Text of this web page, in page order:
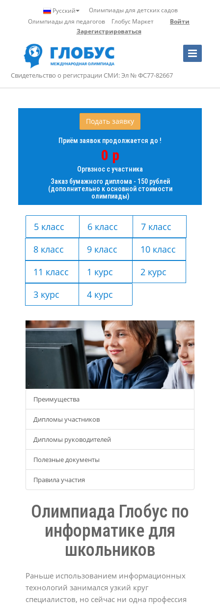
Русский
Олимпиады для детских садов
Олимпиады для педагогов
Глобус Маркет
Войти
Зарегистрироваться
Toggle
Navigation
Свидетельство о регистрации СМИ: Эл № ФС77-82667
Подать заявку
Приём заявок продолжается до !
0 р
Оргвзнос с участника
Заказ бумажного диплома - 150 рублей
(дополнительно к основной стоимости
олимпиады)
5 класс 6 класс
7 класс
8 класс
9 класс
10 класс
11 класс
1 курс
2 курс
3 курс
4 курс
Преимущества
Дипломы участников
Дипломы руководителей
Полезные документы
Правила участия
Олимпиада Глобус по
информатике для
школьников
Раньше использованием информационных
технологий занимался узкий круг
специалистов, но сейчас ни одна профессия